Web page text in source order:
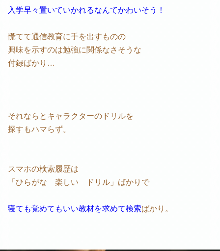
入学早々置いていかれるなんてかわいそう！
慌てて通信教育に手を出すものの
興味を示すのは勉強に関係なさそうな
付録ばかり…
それならとキャラクターのドリルを
探すもハマらず。
スマホの検索履歴は
「ひらがな 楽しい ドリル」ばかりで
寝ても覚めてもいい教材を求めて検索ばかり。